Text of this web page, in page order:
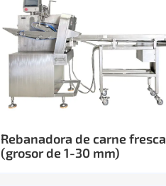
Rebanadora de carne fresca
(grosor de 1-30 mm)